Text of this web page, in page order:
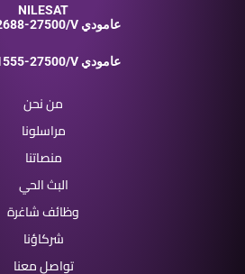
NILESAT
12688-27500/V عامودي
11555-27500/V عامودي
من نحن
مراسلونا
منصاتنا
البث الحي
وظائف شاغرة
شركاؤنا
تواصل معنا